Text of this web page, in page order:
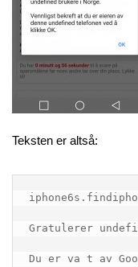
Teksten er altså:
Gratulerer
Du er va t av